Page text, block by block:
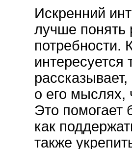
Искренний
лучше понять
потребности.
интересуется
о его мыслях,
Это помогает
как
также